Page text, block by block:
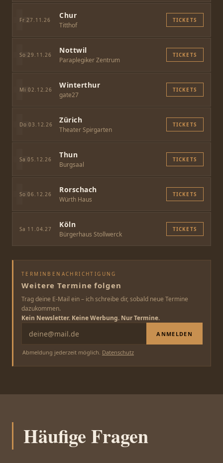
Fr 27.11.26 Chur
Titthof
TICKETS
So 29.11.26 Nottwil
Paraplegiker Zentrum
TICKETS
Mi 02.12.26 Winterthur
gate27
TICKETS
Do 03.12.26 Zürich
Theater Spirgarten
TICKETS
Sa 05.12.26 Thun
Burgsaal
TICKETS
So 06.12.26 Rorschach
Würth Haus
TICKETS
Sa 11.04.27 Köln
Bürgerhaus Stollwerck
TICKETS
TERMINBENACHRICHTIGUNG
Weitere Termine folgen
Trag deine E-Mail ein – ich schreibe dir, sobald neue Termine
dazukommen.
Kein Newsletter. Keine Werbung. Nur Termine.
ANMELDEN
Abmeldung jederzeit möglich. Datenschutz
Häufige Fragen